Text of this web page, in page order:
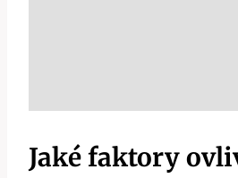
Jaké faktory